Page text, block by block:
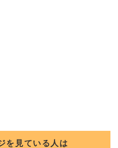
を見ている人は